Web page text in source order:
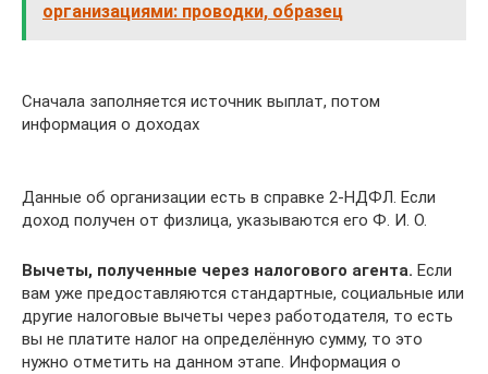
организациями: проводки, образец
Сначала заполняется источник выплат, потом
информация о доходах
Данные об организации есть в справке 2-НДФЛ. Если
доход получен от физлица, указываются его Ф. И. О.
Вычеты, полученные через налогового агента. Если
вам уже предоставляются стандартные, социальные или
другие налоговые вычеты через работодателя, то есть
вы не платите налог на определённую сумму, то это
нужно отметить на данном этапе. Информация о